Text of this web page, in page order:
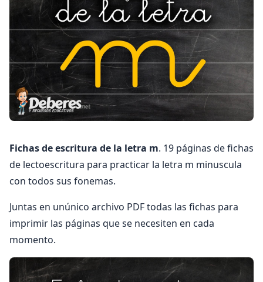
Fichas de escritura de la letra m. 19 páginas de fichas
de lectoescritura para practicar la letra m minuscula
con todos sus fonemas.
Juntas en unúnico archivo PDF todas las fichas para
imprimir las páginas que se necesiten en cada
momento.